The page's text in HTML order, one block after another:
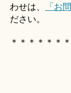
わせは、
「お
ださい。
＊＊＊＊＊＊